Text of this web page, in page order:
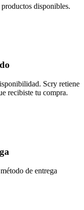
disponibles.
Scry retiene
recibiste tu compra.
de entrega